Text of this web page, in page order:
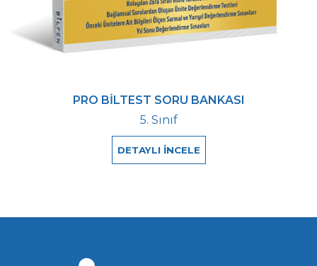
PRO BİLTEST SORU BANKASI
5. Sınıf
DETAYLI İNCELE